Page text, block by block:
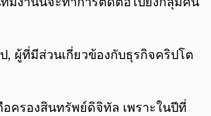
, ผู้ที่มีส่วนเกี่ยวข้องกับธุรกิจคริปโต
ครองสินทรัพย์ดิจิทัล เพราะในปีที่